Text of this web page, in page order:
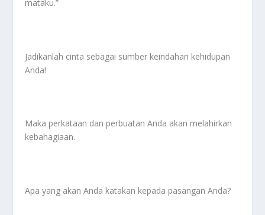
mataku.”
Jadikanlah cinta sebagai sumber keindahan kehidupan
Anda!
Maka perkataan dan perbuatan Anda akan melahirkan
kebahagiaan.
Apa yang akan Anda katakan kepada pasangan Anda?